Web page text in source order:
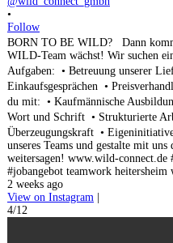
•
Follow
BORN TO BE WILD? Dann
WILD-Team wächst! Wir suchen
Aufgaben: • Betreuung unserer
Einkaufsgesprächen •
du mit: • Kaufmännische
Wort und Schrift • Strukturierte
Überzeugungskraft •
unseres Teams und gestalte mit
weitersagen! www.wild-connect.de
#jobangebot teamwork heitersheim
2 weeks ago
View on Instagram |
4/12